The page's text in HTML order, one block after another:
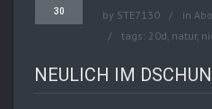
30 by STE7130 in
tags: 20d, natur,
NEULICH IM